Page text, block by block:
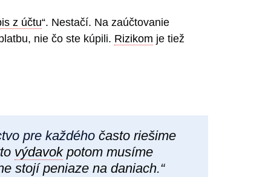
z účtu“. Nestačí. Na zaúčtovanie
nie čo ste kúpili. Rizikom je tiež
pre každého často riešime
výdavokpotom musíme
stojí peniaze na daniach.“